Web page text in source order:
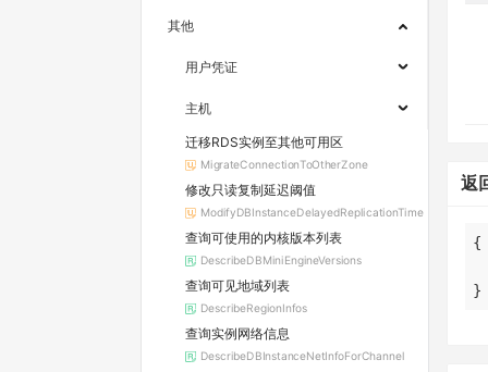
其他
用户凭证
主机
迁移RDS实例至其他可用区
MigrateConnectionToOtherZone
修改只读复制延迟阈值
ModifyDBInstanceDelayedReplicationTime
查询可使用的内核版本列表
DescribeDBMiniEngineVersions
查询可见地域列表
DescribeRegionInfos
查询实例网络信息
DescribeDBInstanceNetInfoForChannel
返
}